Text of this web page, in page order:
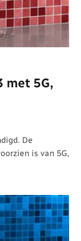
met 5G,
De
is van 5G,